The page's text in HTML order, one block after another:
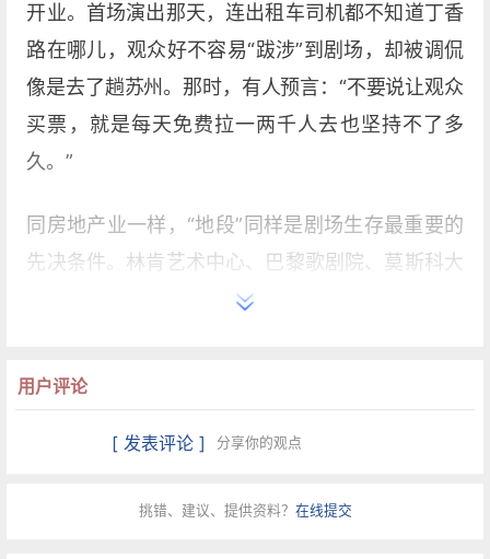
开业。首场演出那天，连出租车司机都不知道丁香
路在哪儿，观众好不容易“跋涉”到剧场，却被调侃
像是去了趟苏州。那时，有人预言：“不要说让观众
买票，就是每天免费拉一两千人去也坚持不了多
久。”
同房地产业一样，“地段”同样是剧场生存最重要的
先决条件。林肯艺术中心、巴黎歌剧院、莫斯科大
剧院，这些享誉世界的剧院无一例外都建在城市的
后发国家，“地段”却成了很多新建剧院的短板——
新建剧院往往作为新城规划的一部分，不仅建在城
郊，远离成熟的文化区，有的连交通、餐饮等配套
用户评论
[ 发表评论 ] 分享你的观点
挑错、建议、提供资料？ 在线提交